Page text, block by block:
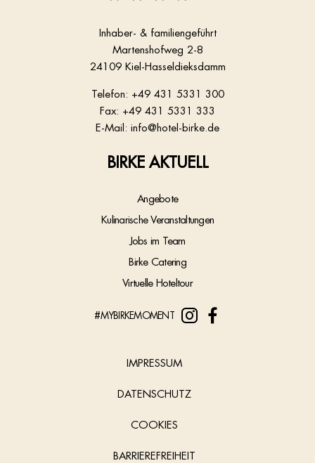
Inhaber- & familiengeführt
Martenshofweg 2-8
24109 Kiel-Hasseldieksdamm
Telefon: +49 431 5331 300
Fax: +49 431 5331 333
E-Mail: info@hotel-birke.de
BIRKE AKTUELL
Angebote
Kulinarische Veranstaltungen
Jobs im Team
Birke Catering
Virtuelle Hoteltour
#MYBIRKEMOMENT
IMPRESSUM
DATENSCHUTZ
COOKIES
BARRIEREFREIHEIT